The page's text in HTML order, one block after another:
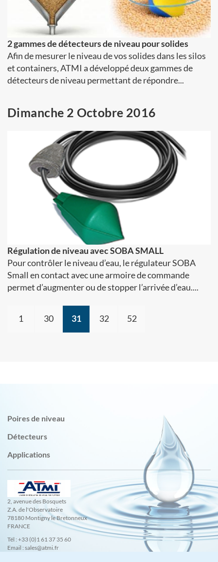
2 gammes de détecteurs de niveau pour solides
Afin de mesurer le niveau de vos solides dans les silos
et containers, ATMI a développé deux gammes de
détecteurs de niveau permettant de répondre...
Dimanche 2 Octobre 2016
Régulation de niveau avec SOBA SMALL
Pour contrôler le niveau d’eau, le régulateur SOBA
Small en contact avec une armoire de commande
permet d’augmenter ou de stopper l’arrivée d’eau....
1 30 31 32 52
Poires de niveau
Détecteurs
Applications
2, avenue des Bosquets
Z.A. de l'Observatoire
78180 Montigny le Bretonneux
FRANCE
Tél : +33 (0)1 61 37 35 60
Email : sales@atmi.fr